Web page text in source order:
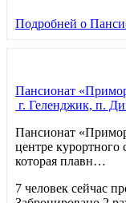
Подробней о
Пансионат
г. Геленджик, п.
Пансионат
центре курортного
которая плавн…
7 человек сейчас